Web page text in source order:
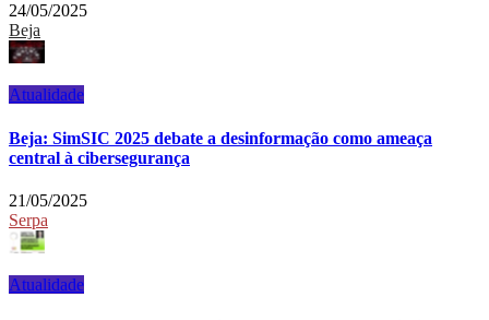
24/05/2025
Beja
Atualidade
Beja: SimSIC 2025 debate a desinformação como ameaça
central à cibersegurança
21/05/2025
Serpa
Atualidade